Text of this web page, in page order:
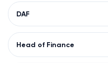
DAF
Head of Finance